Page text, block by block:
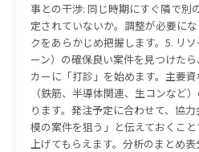
事との干渉: 同じ時期にすぐ隣で別
定されていないか。調整が必要に
クをあらかじめ把握します。5. リ
ーン）の確保良い案件を見つけた
カーに「打診」を始めます。主要
（鉄筋、半導体関連、生コンなど
ります。発注予定に合わせて、協
模の案件を狙う」と伝えておくこ
上げてもらえます。分析のまとめ